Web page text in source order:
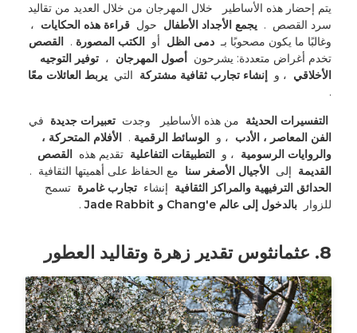
يتم إحضار هذه الأساطير
سرد القصص . يجمع الأجداد الأطفال حول قراءة هذه الحكايات
وغالبًا ما يكون مصحوبًا بـ دمى الظل أو الكتب المصورة . القصص
تخدم أغراض متعددة: يشرحون أصول المهرجان ،
الأخلاقي ، و إنشاء تجارب ثقافية مشتركة التي يربط العائلات معًا
.
من هذه الأساطير وجدت تعبيرات جديدة في
الفن المعاصر ، الأدب ، و الوسائط الرقمية .
والروايات الرسومية ، و التطبيقات التفاعلية تقديم هذه
القديمة إلى الأجيال الأصغر سنا مع الحفاظ على أهميتها الثقافية .
الحدائق الترفيهية والمراكز الثقافية إنشاء تجارب غامرة
للزوار
بالدخول إلى عالم Chang'e و Jade Rabbit .
8. عثمانثوس تقدير زهرة وتقاليد العطور